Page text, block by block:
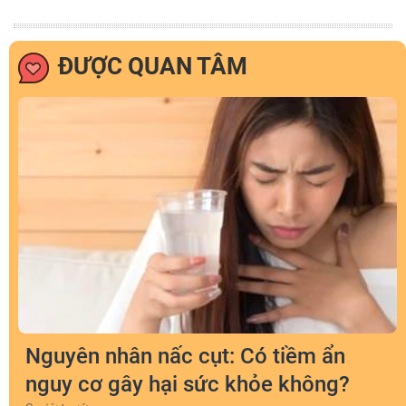
ĐƯỢC QUAN TÂM
Nguyên nhân nấc cụt: Có tiềm ẩn
nguy cơ gây hại sức khỏe không?